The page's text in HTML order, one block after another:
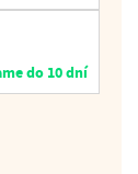
do 10 dní